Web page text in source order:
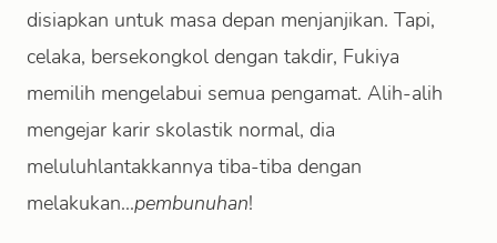
disiapkan untuk masa depan menjanjikan. Tapi,
celaka, bersekongkol dengan takdir, Fukiya
memilih mengelabui semua pengamat. Alih-alih
mengejar karir skolastik normal, dia
meluluhlantakkannya tiba-tiba dengan
melakukan...pembunuhan!